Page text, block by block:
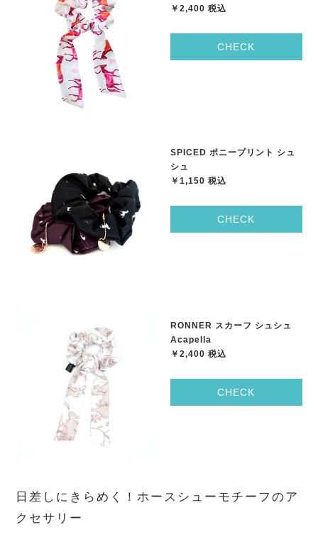
￥2,400 税込
CHECK
SPICED ポニープリント シュ
シュ
￥1,150 税込
CHECK
RONNER スカーフ シュシュ
Acapella
￥2,400 税込
CHECK
日差しにきらめく！ホースシューモチーフのア
クセサリー